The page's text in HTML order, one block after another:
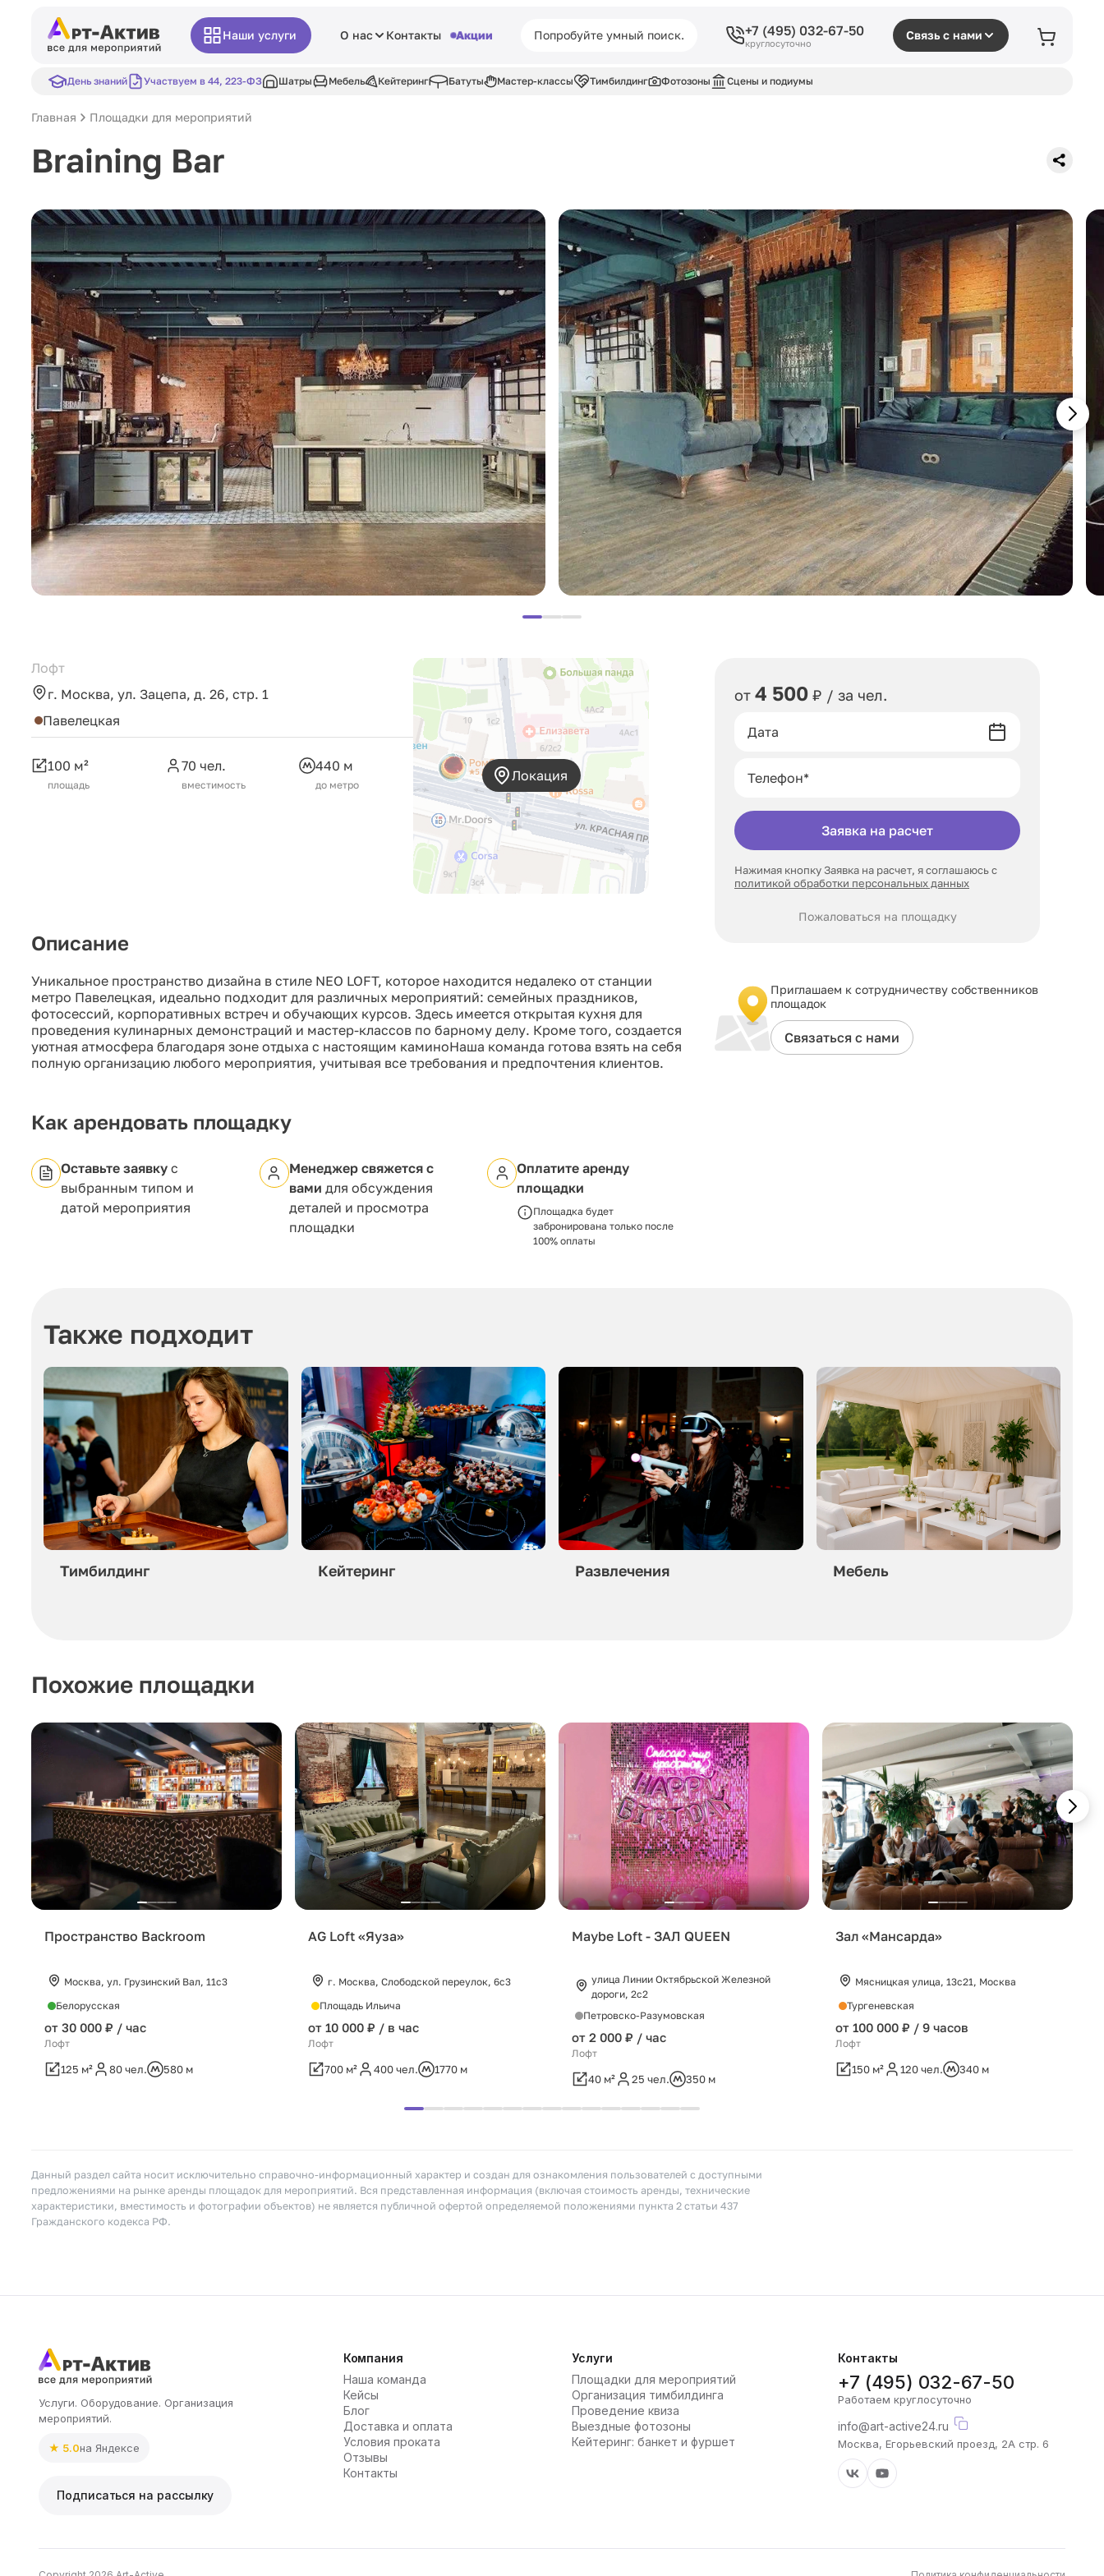
Наши услуги О нас Контакты Акции +7 (495) 032-67-50
круглосуточно
Связь с нами
День знаний Участвуем в 44, 223-ФЗ Шатры Мебель Кейтеринг Батуты Мастер-классы Тимбилдинг Фотозоны Сцены и подиумы
Главная Площадки для мероприятий
Braining Bar
Лофт
г. Москва, ул. Зацепа, д. 26, стр. 1
Павелецкая
100 м²
площадь
70 чел.
вместимость
440 м
до метро
Локация
Описание
Уникальное пространство дизайна в стиле NEO LOFT, которое находится недалеко от станции
метро Павелецкая, идеально подходит для различных мероприятий: семейных праздников,
фотосессий, корпоративных встреч и обучающих курсов. Здесь имеется открытая кухня для
проведения кулинарных демонстраций и мастер-классов по барному делу. Кроме того, создается
уютная атмосфера благодаря зоне отдыха с настоящим каминоНаша команда готова взять на себя
полную организацию любого мероприятия, учитывая все требования и предпочтения клиентов.
Как арендовать площадку
Оставьте заявку с
выбранным типом и
датой мероприятия
Менеджер свяжется с
вами для обсуждения
деталей и просмотра
площадки
Оплатите аренду
площадки
Площадка будет
забронирована только после
100% оплаты
от 4 500 ₽ / за чел.
Заявка на расчет
Нажимая кнопку Заявка на расчет, я соглашаюсь с
политикой обработки персональных данных
Пожаловаться на площадку
Приглашаем к сотрудничеству собственников
площадок
Связаться с нами
Также подходит
Тимбилдинг Кейтеринг Развлечения Мебель
Похожие площадки
Пространство Backroom
Москва, ул. Грузинский Вал, 11с3
Белорусская
от 30 000 ₽ / час
Лофт
125 м² 80 чел. 580 м
AG Loft «Яуза»
г. Москва, Слободской переулок, 6с3
Площадь Ильича
от 10 000 ₽ / в час
Лофт
700 м² 400 чел. 1770 м
Maybe Loft - ЗАЛ QUEEN
улица Линии Октябрьской Железной
дороги, 2с2
Петровско-Разумовская
от 2 000 ₽ / час
Лофт
40 м² 25 чел. 350 м
Зал «Мансарда»
Мясницкая улица, 13с21, Москва
Тургеневская
от 100 000 ₽ / 9 часов
Лофт
150 м² 120 чел. 340 м
Данный раздел сайта носит исключительно справочно-информационный характер и создан для ознакомления пользователей с доступными
предложениями на рынке аренды площадок для мероприятий. Вся представленная информация (включая стоимость аренды, технические
характеристики, вместимость и фотографии объектов) не является публичной офертой определяемой положениями пункта 2 статьи 437
Гражданского кодекса РФ.
Услуги. Оборудование. Организация
мероприятий.
★ 5.0на Яндексе
Подписаться на рассылку
Компания
Наша команда
Кейсы
Блог
Доставка и оплата
Условия проката
Отзывы
Контакты
Услуги
Площадки для мероприятий
Организация тимбилдинга
Проведение квиза
Выездные фотозоны
Кейтеринг: банкет и фуршет
Контакты
+7 (495) 032-67-50
Работаем круглосуточно
info@art-active24.ru
Москва, Егорьевский проезд, 2А стр. 6